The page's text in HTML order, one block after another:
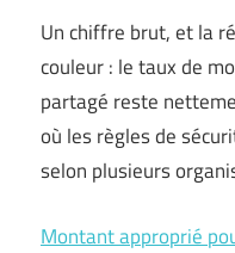
Un chiffre brut, et la
couleur : le taux de
partagé reste
où les règles de
selon plusieurs
Montant approprié